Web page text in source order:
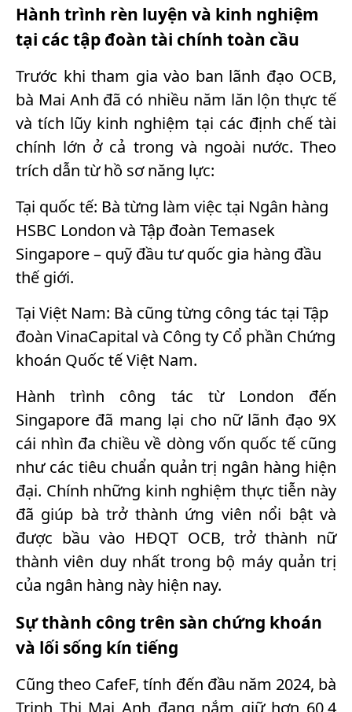
Hành trình rèn luyện và kinh nghiệm
tại các tập đoàn tài chính toàn cầu
Trước khi tham gia vào ban lãnh đạo OCB,
bà Mai Anh đã có nhiều năm lăn lộn thực tế
và tích lũy kinh nghiệm tại các định chế tài
chính lớn ở cả trong và ngoài nước. Theo
trích dẫn từ hồ sơ năng lực:
Tại quốc tế: Bà từng làm việc tại Ngân hàng
HSBC London và Tập đoàn Temasek
Singapore – quỹ đầu tư quốc gia hàng đầu
thế giới.
Tại Việt Nam: Bà cũng từng công tác tại Tập
đoàn VinaCapital và Công ty Cổ phần Chứng
khoán Quốc tế Việt Nam.
Hành trình công tác từ London đến
Singapore đã mang lại cho nữ lãnh đạo 9X
cái nhìn đa chiều về dòng vốn quốc tế cũng
như các tiêu chuẩn quản trị ngân hàng hiện
đại. Chính những kinh nghiệm thực tiễn này
đã giúp bà trở thành ứng viên nổi bật và
được bầu vào HĐQT OCB, trở thành nữ
thành viên duy nhất trong bộ máy quản trị
của ngân hàng này hiện nay.
Sự thành công trên sàn chứng khoán
và lối sống kín tiếng
Cũng theo CafeF, tính đến đầu năm 2024, bà
Trịnh Thị Mai Anh đang nắm giữ hơn 60,4